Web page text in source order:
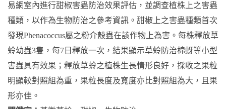
易網室內進行甜椒害蟲防治效果評估，並調查植株上之害蟲
種類，以作為生物防治之參考資訊。甜椒上之害蟲種類首次
發現Phenacoccus屬之粉介殼蟲在該作物上為害。每株釋放草
蛉幼蟲3隻，每7日釋放一次，結果顯示草蛉防治棉蚜等小型
害蟲具有效果；釋放草蛉之植株生長情形良好，採收之果粒
明顯較對照組為重，果粒長度及寬度亦比對照組為大，且果
形亦佳。